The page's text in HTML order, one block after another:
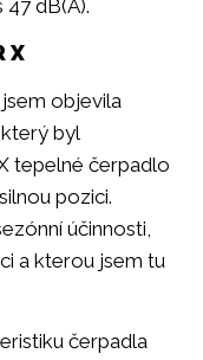
dB(A).
X
objevila
který byl
tepelné čerpadlo
pozici.
účinnosti,
a kterou jsem tu
čerpadla